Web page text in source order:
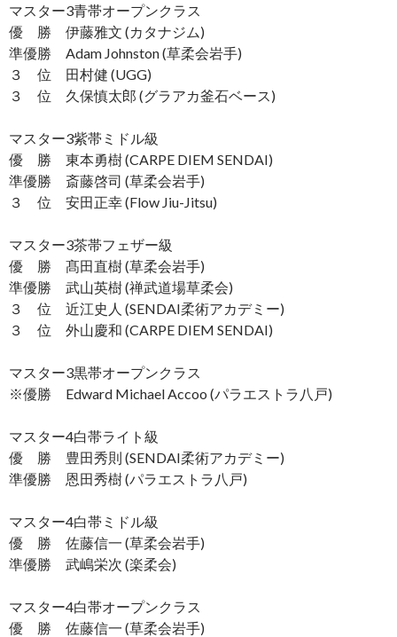
マスター3青帯オープンクラス
優 勝 伊藤雅文 (カタナジム)
準優勝 Adam Johnston (草柔会岩手)
３ 位 田村健 (UGG)
３ 位 久保慎太郎 (グラアカ釜石ベース)
マスター3紫帯ミドル級
優 勝 東本勇樹 (CARPE DIEM SENDAI)
準優勝 斎藤啓司 (草柔会岩手)
３ 位 安田正幸 (Flow Jiu-Jitsu)
マスター3茶帯フェザー級
優 勝 髙田直樹 (草柔会岩手)
準優勝 武山英樹 (禅武道場草柔会)
３ 位 近江史人 (SENDAI柔術アカデミー)
３ 位 外山慶和 (CARPE DIEM SENDAI)
マスター3黒帯オープンクラス
※優勝 Edward Michael Accoo (パラエストラ八戸)
マスター4白帯ライト級
優 勝 豊田秀則 (SENDAI柔術アカデミー)
準優勝 恩田秀樹 (パラエストラ八戸)
マスター4白帯ミドル級
優 勝 佐藤信一 (草柔会岩手)
準優勝 武嶋栄次 (楽柔会)
マスター4白帯オープンクラス
優 勝 佐藤信一 (草柔会岩手)